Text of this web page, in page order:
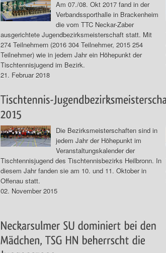
Am 07./08. Okt 2017 fand in der
Verbandssporthalle in Brackenheim
die vom TTC Neckar-Zaber
ausgerichtete Jugendbezirksmeisterschaft statt. Mit
274 Teilnehmern (2016 304 Teilnehmer, 2015 254
Teilnehmer) wie in jedem Jahr ein Höhepunkt der
Tischtennisjugend im Bezirk.
21. Februar 2018
Die Bezirksmeisterschaften sind in
jedem Jahr der Höhepunkt im
Veranstaltungskalender der
Tischtennisjugend des Tischtennisbezirks Heilbronn. In
diesem Jahr fanden sie am 10. und 11. Oktober in
Offenau statt.
02. November 2015